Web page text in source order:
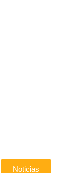
Noticias